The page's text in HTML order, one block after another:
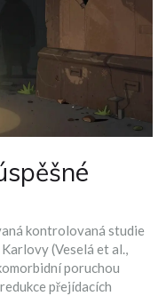
kontrolovaná studie
(Veselá et al.,
poruchou
přejídacích